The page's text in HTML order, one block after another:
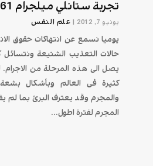
تجربة ستانلي میلجرام 1961
يونيو 7, 2012 | علم النفس
یومیا نسمع عن انتهاكات حقوق
حالات التعذیب الشنیعة
یصل الی هذه المرحلة من الاجرام.
كثیرة فی العالم وبأشكال
والمجرم وقد یعترف البرئ بما
المجرم لفترة اطول...